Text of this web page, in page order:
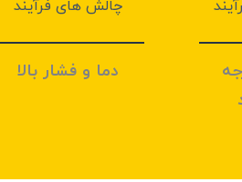
درجه
چالش های فرآيند
دما و فشار بالا